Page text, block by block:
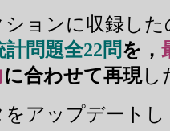
ョンに収録した
計問題全22問を，
に合わせて再現し
をアップデート